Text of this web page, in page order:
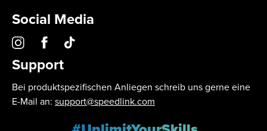
Social Media
Support
Bei produktspezifischen Anliegen schreib uns gerne eine
E-Mail an: support@speedlink.com